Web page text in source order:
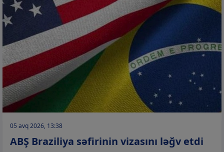
05 avq 2026, 13:38
ABŞ Braziliya səfirinin vizasını ləğv etdi